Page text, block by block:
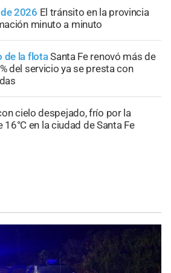
2026 El tránsito en la provincia
minuto a minuto
de la flotaSanta Fe renovó más de
del servicio ya se presta con
cielo despejado, frío por la
en la ciudad de Santa Fe